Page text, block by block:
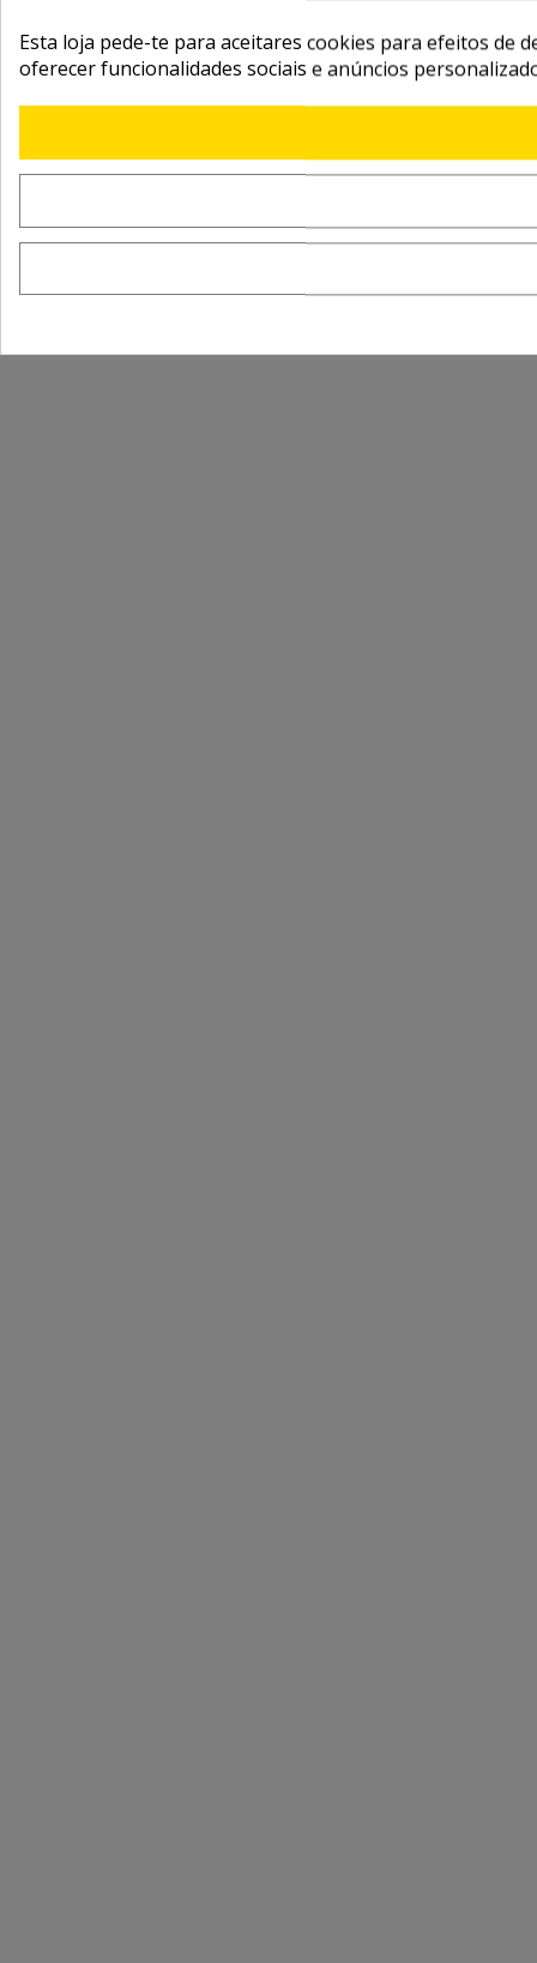
Esta loja pede-te para aceitares cookies para efeitos de
oferecer funcionalidades sociais e anúncios